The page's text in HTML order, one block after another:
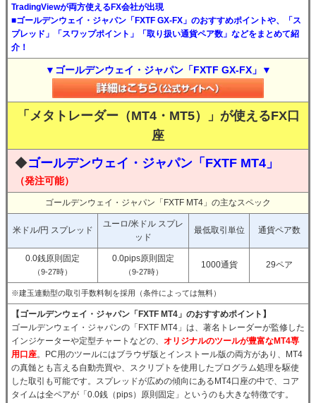
TradingViewが両方使えるFX会社が出現
■ゴールデンウェイ・ジャパン「FXTF GX-FX」のおすすめポイントや、「ス
プレッド」「スワップポイント」「取り扱い通貨ペア数」などをまとめて紹
介！
▼ゴールデンウェイ・ジャパン「FXTF GX-FX」▼
「メタトレーダー（MT4・MT5）」が使えるFX口
座
◆ゴールデンウェイ・ジャパン「FXTF MT4」
（発注可能）
ゴールデンウェイ・ジャパン「FXTF MT4」の主なスペック
米ドル/円 スプレッド
ユーロ/米ドル スプレ
ッド
最低取引単位 通貨ペア数
0.0銭原則固定
（9-27時）
0.0pips原則固定
（9-27時）
1000通貨 29ペア
※建玉連動型の取引手数料制を採用（条件によっては無料）
【ゴールデンウェイ・ジャパン「FXTF MT4」のおすすめポイント】
ゴールデンウェイ・ジャパンの「FXTF MT4」は、著名トレーダーが監修した
インジケーターや定型チャートなどの、 オリジナルのツールが豊富なMT4専
用口座。PC用のツールにはブラウザ版とインストール版の両方があり、MT4
の真髄とも言える自動売買や、スクリプトを使用したプログラム処理を駆使
した取引も可能です。スプレッドが広めの傾向にあるMT4口座の中で、コア
タイムは全ペアが「0.0銭（pips）原則固定」というのも大きな特徴です。